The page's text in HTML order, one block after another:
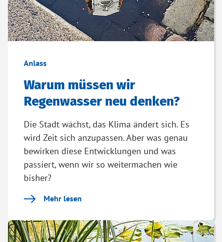
Anlass
Warum müssen wir
Regenwasser neu denken?
Die Stadt wächst, das Klima ändert sich. Es
wird Zeit sich anzupassen. Aber was genau
bewirken diese Entwicklungen und was
passiert, wenn wir so weitermachen wie
bisher?
Mehr lesen